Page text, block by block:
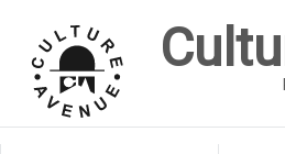
content